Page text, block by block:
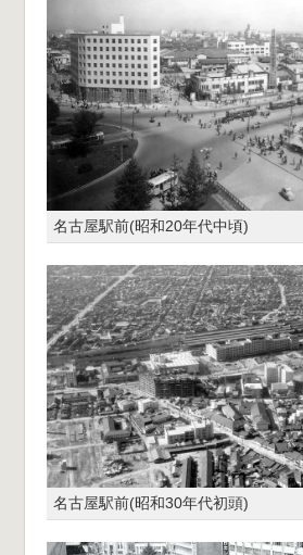
名古屋駅前(昭和20年代中頃)
名古屋駅前(昭和30年代初頭)